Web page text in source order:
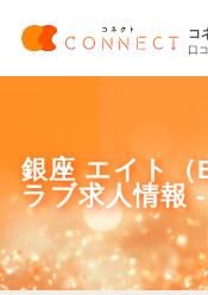
コ
口
銀座 エイト
ラブ求人情報